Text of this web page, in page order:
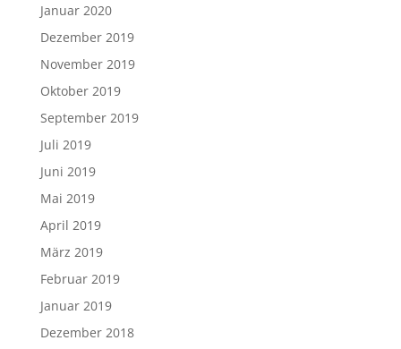
Januar 2020
Dezember 2019
November 2019
Oktober 2019
September 2019
Juli 2019
Juni 2019
Mai 2019
April 2019
März 2019
Februar 2019
Januar 2019
Dezember 2018